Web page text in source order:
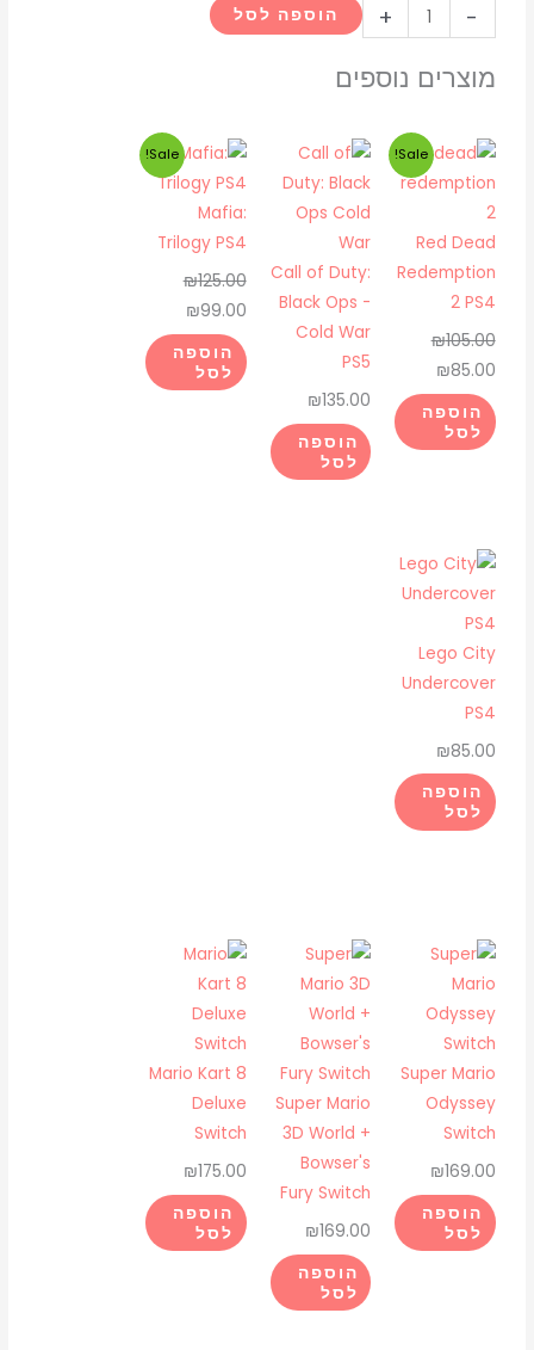
-
של
Marvel
PS5
+ הוספה לסל
מוצרים נוספים
Red Dead
Redemption
2 PS4
Sale!
₪105.00
המחיר
המקורי
היה:
₪105.00.
₪85.00
המחיר
הנוכחי
₪85.00.
הוספה
לסל
Call of Duty:
Black Ops -
Cold War
PS5
₪135.00
הוספה
לסל
Mafia:
Trilogy PS4
Sale!
₪125.00
המחיר
המקורי
היה:
₪125.00.
₪99.00
המחיר
הנוכחי
₪99.00.
הוספה
לסל
Lego City
Undercover
PS4
₪85.00
הוספה
לסל
Super Mario
Odyssey
Switch
₪169.00
הוספה
לסל
Super Mario
3D World +
Bowser's
Fury Switch
₪169.00
הוספה
לסל
Mario Kart 8
Deluxe
Switch
₪175.00
הוספה
לסל